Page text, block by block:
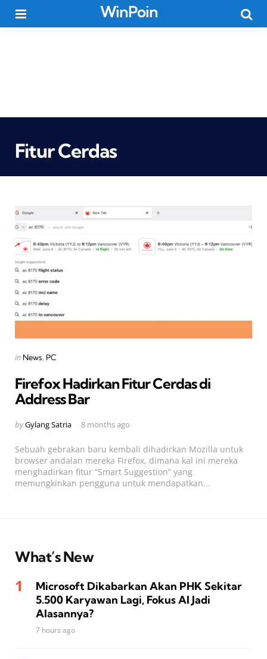
WinPoin
Fitur Cerdas
Categories
Posted
in News PC
Firefox Hadirkan Fitur Cerdas di
Address Bar
Posted
byGylang Satria 8 months ago
Sebuah gebrakan baru kembali dihadirkan Mozilla untuk
browser andalan mereka Firefox, dimana kal ini mereka
menghadirkan fitur “Smart Suggestion” yang
memungkinkan pengguna untuk mendapatkan...
What’s New
Microsoft Dikabarkan Akan PHK Sekitar
5.500 Karyawan Lagi, Fokus AI Jadi
Alasannya?
7 hours ago